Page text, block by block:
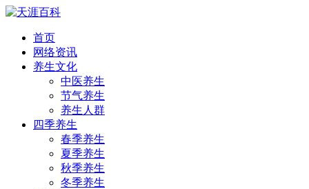
首页
网络资讯
养生文化
中医养生
节气养生
养生人群
四季养生
春季养生
夏季养生
秋季养生
冬季养生